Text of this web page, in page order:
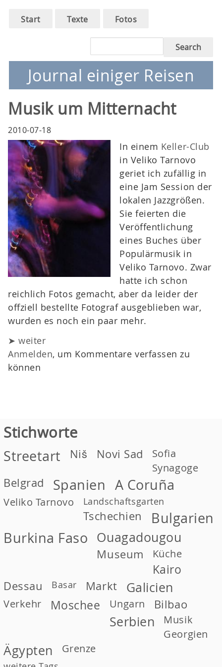
Skip
Main
Start Texte Fotos
Journal einiger Reisen
Musik um Mitternacht
2010-07-18
In einem Keller-Club
in Veliko Tarnovo
geriet ich zufällig in
eine Jam Session der
lokalen Jazzgrößen.
Sie feierten die
Veröffentlichung
eines Buches über
Populärmusik in
Veliko Tarnovo. Zwar
hatte ich schon
reichlich Fotos gemacht, aber da leider der
offziell bestellte Fotograf ausgeblieben war,
wurden es noch ein paar mehr.
➤ weiter
Anmelden, um Kommentare verfassen zu
können
Stichworte
Streetart Niš Novi Sad
Sofia
Synagoge
Belgrad Spanien A Coruña
Veliko Tarnovo Landschaftsgarten
Tschechien
Bulgarien
Burkina Faso
Ouagadougou
Museum Küche
Kairo
Dessau Basar Markt Galicien
Verkehr Moschee Ungarn Bilbao
Serbien
Musik
Georgien
Ägypten Grenze